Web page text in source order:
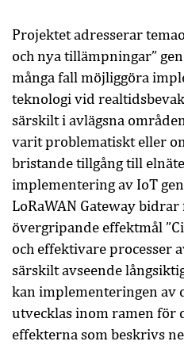
Projektet adresserar
och nya tillämpningar”
många fall möjliggöra
teknologi vid
särskilt i avlägsna
varit problematiskt eller
bristande tillgång till
implementering av IoT
LoRaWAN Gateway
övergripande effektmål
och effektivare processer
särskilt avseende
kan implementeringen av
utvecklas inom ramen för
effekterna som beskrivs